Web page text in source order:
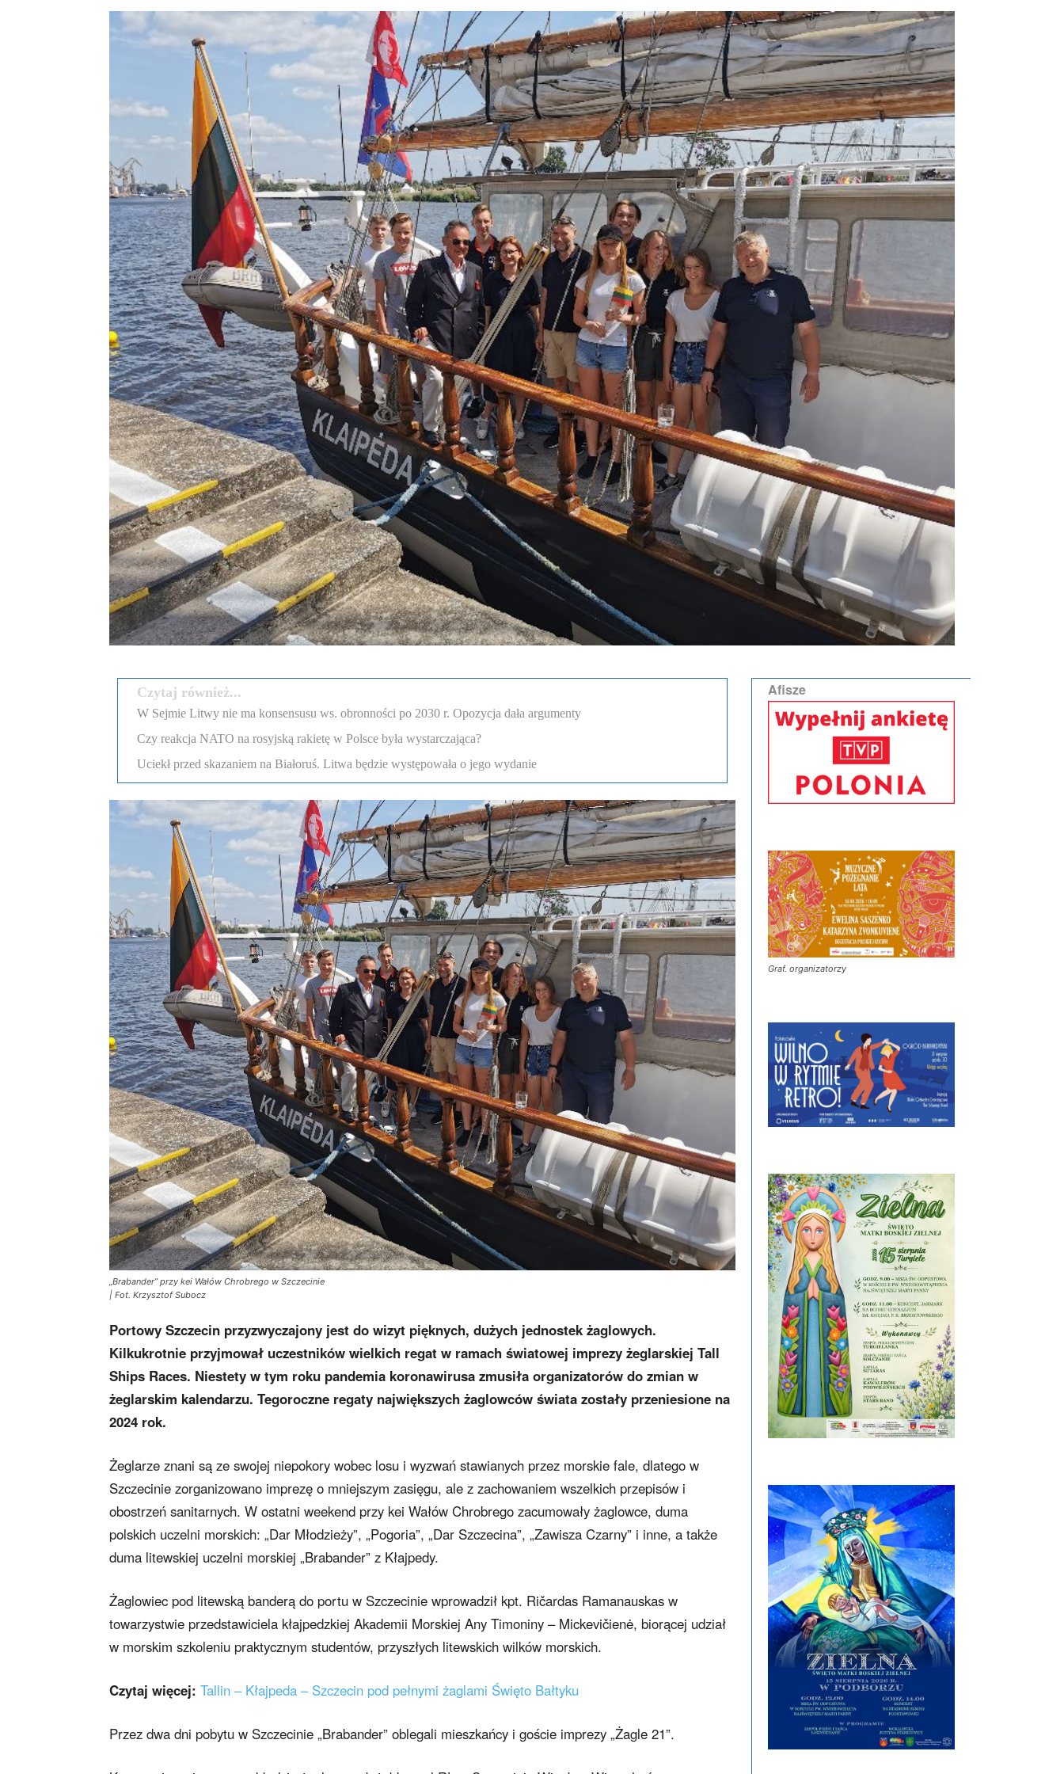
Czytaj również...
W Sejmie Litwy nie ma konsensusu ws. obronności po 2030 r. Opozycja dała argumenty
Czy reakcja NATO na rosyjską rakietę w Polsce była wystarczająca?
Uciekł przed skazaniem na Białoruś. Litwa będzie występowała o jego wydanie
„Brabander” przy kei Wałów Chrobrego w Szczecinie
| Fot. Krzysztof Subocz
Portowy Szczecin przyzwyczajony jest do wizyt pięknych, dużych jednostek żaglowych.
Kilkukrotnie przyjmował uczestników wielkich regat w ramach światowej imprezy żeglarskiej Tall
Ships Races. Niestety w tym roku pandemia koronawirusa zmusiła organizatorów do zmian w
żeglarskim kalendarzu. Tegoroczne regaty największych żaglowców świata zostały przeniesione na
2024 rok.
Żeglarze znani są ze swojej niepokory wobec losu i wyzwań stawianych przez morskie fale, dlatego w
Szczecinie zorganizowano imprezę o mniejszym zasięgu, ale z zachowaniem wszelkich przepisów i
obostrzeń sanitarnych. W ostatni weekend przy kei Wałów Chrobrego zacumowały żaglowce, duma
polskich uczelni morskich: „Dar Młodzieży”, „Pogoria”, „Dar Szczecina”, „Zawisza Czarny” i inne, a także
duma litewskiej uczelni morskiej „Brabander” z Kłajpedy.
Żaglowiec pod litewską banderą do portu w Szczecinie wprowadził kpt. Ričardas Ramanauskas w
towarzystwie przedstawiciela kłajpedzkiej Akademii Morskiej Any Timoniny – Mickevičienė, biorącej udział
w morskim szkoleniu praktycznym studentów, przyszłych litewskich wilków morskich.
Czytaj więcej: Tallin – Kłajpeda – Szczecin pod pełnymi żaglami Święto Bałtyku
Przez dwa dni pobytu w Szczecinie „Brabander” oblegali mieszkańcy i goście imprezy „Żagle 21”.
Afisze
Graf. organizatorzy